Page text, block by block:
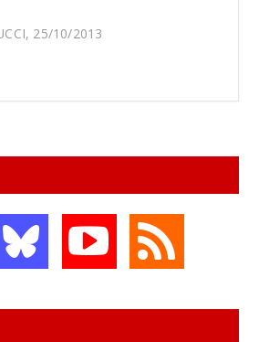
25/10/2013